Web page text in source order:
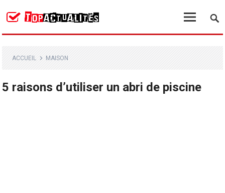
ACCUEIL MAISON
5 raisons d’utiliser un abri de piscine